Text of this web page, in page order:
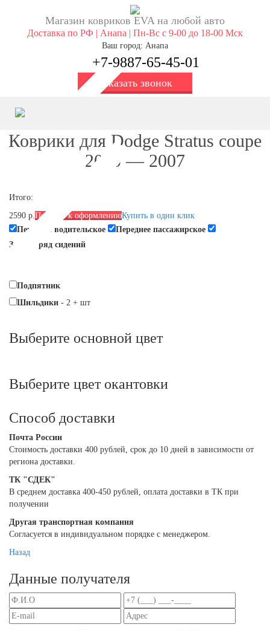
Магазин ковриков EVA ​на любой авто
Доставка по РФ | Анапа | Пн-Вс с 9-00 до 18-00 Мск
Ваш город: Анапа
+7-9887-65-45-01
Заказать звонок
Коврики для Dodge Stratus coupe
2000 — 2007
Итого:
2590 р.Перейти к оформлениюКупить в один клик
Переднее водительское
Переднее пассажирское
Задний ряд сидений
Подпятник
Шильдики - 2 + шт
Выберите oсновной цвет
Выберите цвет окантовки
Способ доставки
Почта России
Cтоимость доставки 400 рублей, срок до 10 дней в зависимости от
региона доставки.
ТК "СДЕК"
В среднем доставка 400-450 рублей, оплата доставки в ТК при
получении
Другая транспортная компания
Согласуется в индивидуальном порядке с менеджером.
Назад
Данные получателя